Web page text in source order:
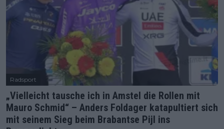
Radsport
„Vielleicht tausche ich in Amstel die Rollen mit
Mauro Schmid“ – Anders Foldager katapultiert sich
mit seinem Sieg beim Brabantse Pijl ins